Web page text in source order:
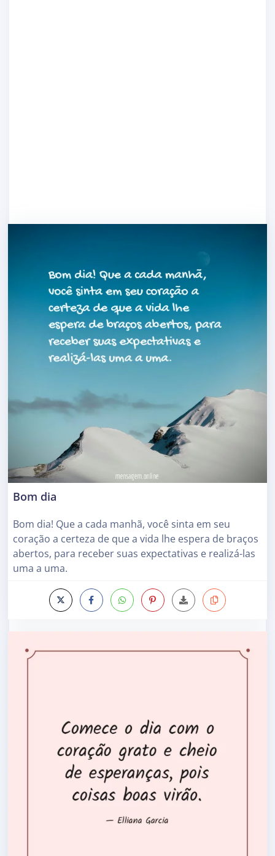
Bom dia
Bom dia! Que a cada manhã, você sinta em seu
coração a certeza de que a vida lhe espera de braços
abertos, para receber suas expectativas e realizá-las
uma a uma.